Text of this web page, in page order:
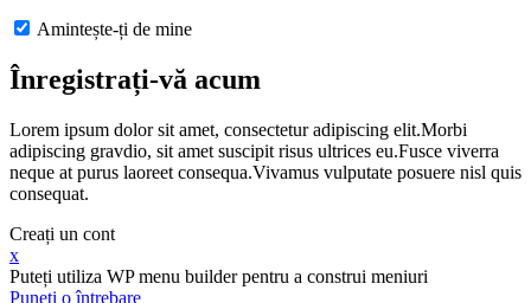
Amintește-ți de mine
Înregistrați-vă acum
Lorem ipsum dolor sit amet, consectetur adipiscing elit.Morbi
adipiscing gravdio, sit amet suscipit risus ultrices eu.Fusce viverra
neque at purus laoreet consequa.Vivamus vulputate posuere nisl quis
consequat.
Creați un cont
x
Puteți utiliza WP menu builder pentru a construi meniuri
Puneți o întrebare